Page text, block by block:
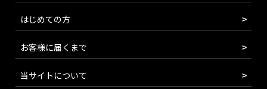
はじめての方
お客様に届くまで
当サイトについて